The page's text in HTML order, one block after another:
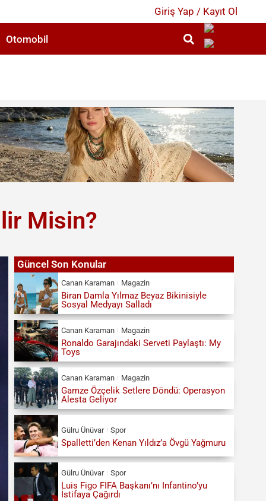
Giriş Yap / Kayıt Ol
Otomobil
Misin?
Güncel Son Konular
Canan Karaman Magazin
Biran Damla Yılmaz Beyaz Bikinisiyle
Sosyal Medyayı Salladı
Canan Karaman Magazin
Ronaldo Garajındaki Serveti Paylaştı: My
Toys
Canan Karaman Magazin
Gamze Özçelik Setlere Döndü: Operasyon
Alesta Geliyor
Gülru Ünüvar Spor
Spalletti’den Kenan Yıldız’a Övgü Yağmuru
Gülru Ünüvar Spor
Luis Figo FIFA Başkanı’nı Infantino’yu
İstifaya Çağırdı